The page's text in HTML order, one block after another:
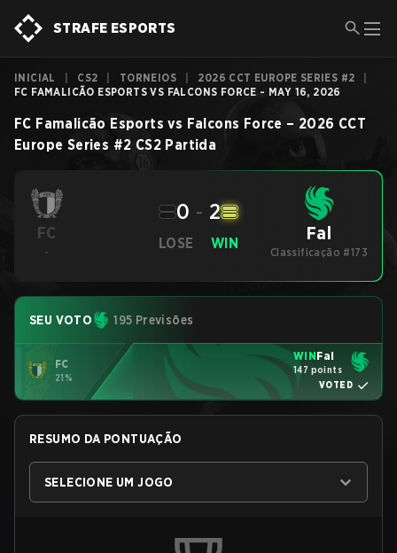
STRAFE ESPORTS
INICIAL CS2 TORNEIOS 2026 CCT EUROPE SERIES #2
FC FAMALICÃO ESPORTS VS FALCONS FORCE - MAY 16, 2026
FC Famalicão Esports vs Falcons Force – 2026 CCT
Europe Series #2 CS2 Partida
FC
-
LOSE
0 - 2
WIN Fal
Classificação #173
SEU VOTO 195 Previsões
FC
21%
WINFal
147 points
VOTED
RESUMO DA PONTUAÇÃO
SELECIONE UM JOGO